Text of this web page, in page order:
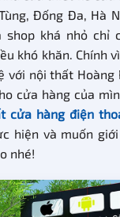
Đống Đa, Hà
khá nhỏ chỉ
khó khăn. Chính
với nội thất Hoàng
cửa hàng của
cửa hàng điện
hiện và muốn
nhé!